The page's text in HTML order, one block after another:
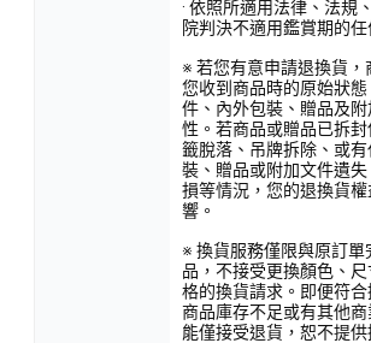
· 依照所適用法律、法規
院判決不適用鑑賞期的任
※ 若您有意申請退換貨，
您收到商品時的原始狀
件、內外包裝、贈品及
性。若商品或贈品已拆
籤脫落、吊牌拆除、或
裝、贈品或附加文件遺
損等情況，您的退換貨
響。
※ 換貨服務僅限與原訂單
品，不接受更換顏色、
格的換貨請求。即便符
商品庫存不足或有其他
能僅接受退貨，恕不提供